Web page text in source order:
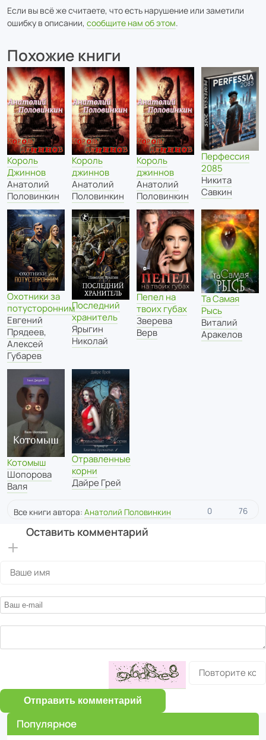
Если вы всё же считаете, что есть нарушение или заметили
ошибку в описании, сообщите нам об этом.
Похожие книги
Король
Джиннов
Анатолий
Половинкин
Король
джиннов
Анатолий
Половинкин
Король
джиннов
Анатолий
Половинкин
Перфессия
2085
Никита
Савкин
Охотники за
потусторонним
Евгений
Прядеев,
Алексей
Губарев
Последний
хранитель
Ярыгин
Николай
Пепел на
твоих губах
Зверева
Верв
Та Самая
Рысь
Виталий
Аракелов
Котомыш
Шопорова
Валя
Отравленные
корни
Дайре Грей
Все книги автора: Анатолий Половинкин 0 76
Оставить комментарий
Отправить комментарий
Популярное